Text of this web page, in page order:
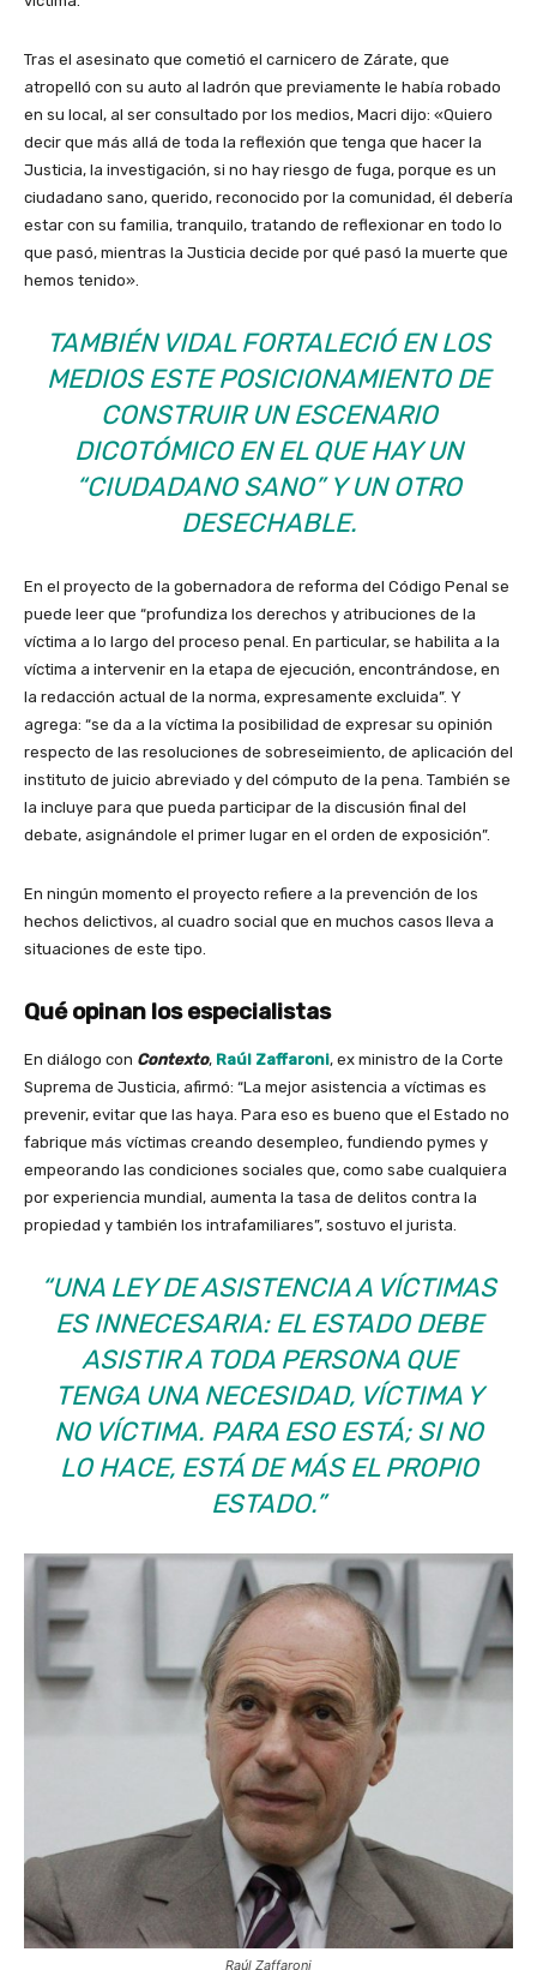
Tras el asesinato que cometió el carnicero de Zárate, que
atropelló con su auto al ladrón que previamente le había robado
en su local, al ser consultado por los medios, Macri dijo: «Quiero
decir que más allá de toda la reflexión que tenga que hacer la
Justicia, la investigación, si no hay riesgo de fuga, porque es un
ciudadano sano, querido, reconocido por la comunidad, él debería
estar con su familia, tranquilo, tratando de reflexionar en todo lo
que pasó, mientras la Justicia decide por qué pasó la muerte que
hemos tenido».
TAMBIÉN VIDAL FORTALECIÓ EN LOS
MEDIOS ESTE POSICIONAMIENTO DE
CONSTRUIR UN ESCENARIO
DICOTÓMICO EN EL QUE HAY UN
“CIUDADANO SANO” Y UN OTRO
DESECHABLE.
En el proyecto de la gobernadora de reforma del Código Penal se
puede leer que “profundiza los derechos y atribuciones de la
víctima a lo largo del proceso penal. En particular, se habilita a la
víctima a intervenir en la etapa de ejecución, encontrándose, en
la redacción actual de la norma, expresamente excluida”. Y
agrega: “se da a la víctima la posibilidad de expresar su opinión
respecto de las resoluciones de sobreseimiento, de aplicación del
instituto de juicio abreviado y del cómputo de la pena. También se
la incluye para que pueda participar de la discusión final del
debate, asignándole el primer lugar en el orden de exposición”.
En ningún momento el proyecto refiere a la prevención de los
hechos delictivos, al cuadro social que en muchos casos lleva a
situaciones de este tipo.
Qué opinan los especialistas
En diálogo con Contexto, Raúl Zaffaroni, ex ministro de la Corte
Suprema de Justicia, afirmó: “La mejor asistencia a víctimas es
prevenir, evitar que las haya. Para eso es bueno que el Estado no
fabrique más víctimas creando desempleo, fundiendo pymes y
empeorando las condiciones sociales que, como sabe cualquiera
por experiencia mundial, aumenta la tasa de delitos contra la
propiedad y también los intrafamiliares”, sostuvo el jurista.
“UNA LEY DE ASISTENCIA A VÍCTIMAS
ES INNECESARIA: EL ESTADO DEBE
ASISTIR A TODA PERSONA QUE
TENGA UNA NECESIDAD, VÍCTIMA Y
NO VÍCTIMA. PARA ESO ESTÁ; SI NO
LO HACE, ESTÁ DE MÁS EL PROPIO
ESTADO.”
Raúl Zaffaroni